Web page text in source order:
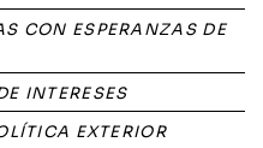
CON ESPERANZAS DE
INTERESES
EXTERIOR